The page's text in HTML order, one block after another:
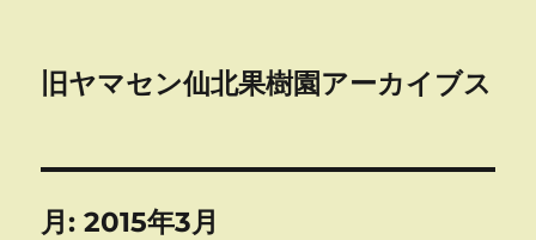
旧ヤマセン仙北果樹園アーカイブス
月:2015年3月